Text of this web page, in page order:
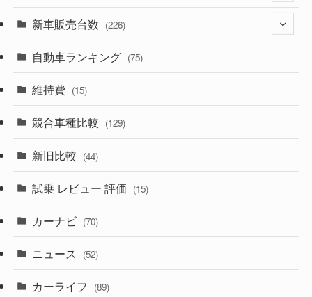
(356)
(328)
(230)
(253)
(242)
(85)
(84)
(14)
(222)
(50)
(43)
(6)
(58)
(28)
(27)
(28)
(8)
(3)
(3)
(5)
(1)
新車販売台数 (226)
(21)
(5)
(7)
(5)
自動車ランキング (75)
維持費 (15)
競合車種比較 (129)
新旧比較 (44)
試乗 レビュー 評価 (15)
カーナビ (70)
ニュース (52)
カーライフ (89)